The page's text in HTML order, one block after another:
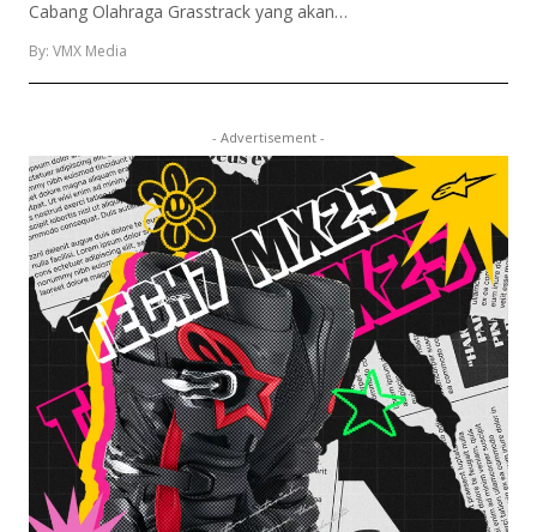
Cabang Olahraga Grasstrack yang akan…
By: VMX Media
- Advertisement -